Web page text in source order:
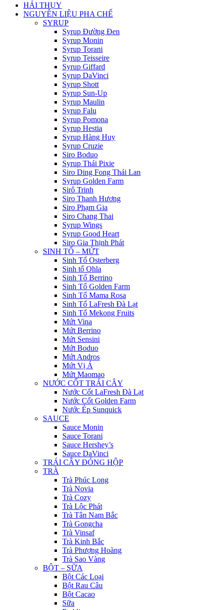
HẢI THỤY
NGUYÊN LIỆU PHA CHẾ
SYRUP
Syrup Đường Đen
Syrup Monin
Syrup Torani
Syrup Teisseire
Syrup Giffard
Syrup DaVinci
Syrup Shott
Syrup Sun-Up
Syrup Maulin
Syrup Falu
Syrup Pomona
Syrup Hestia
Syrup Hàng Huy
Syrup Cruzie
Siro Boduo
Syrup Thái Pixie
Siro Ding Fong Thái Lan
Syrup Golden Farm
Sirô Trinh
Siro Thanh Hương
Siro Phạm Gia
Siro Chang Thai
Syrup Wings
Syrup Good Heart
Siro Gia Thịnh Phát
SINH TỐ – MỨT
Sinh Tố Osterberg
Sinh tố Ohla
Sinh Tố Berrino
Sinh Tố Golden Farm
Sinh Tố Mama Rosa
Sinh Tố LaFresh Đà Lạt
Sinh Tố Mekong Fruits
Mứt Vina
Mứt Berrino
Mứt Sensini
Mứt Boduo
Mứt Andros
Mứt Vị Á
Mứt Maomao
NƯỚC CỐT TRÁI CÂY
Nước Cốt LaFresh Đà Lạt
Nước Cốt Golden Farm
Nước Ép Sunquick
SAUCE
Sauce Monin
Sauce Torani
Sauce Hershey’s
Sauce DaVinci
TRÁI CÂY ĐÓNG HỘP
TRÀ
Trà Phúc Long
Trà Novia
Trà Cozy
Trà Lộc Phát
Trà Tân Nam Bắc
Trà Gongcha
Trà Vinsaf
Trà Kinh Bắc
Trà Phượng Hoàng
Trà Sao Vàng
BỘT – SỮA
Bột Các Loại
Bột Rau Câu
Bột Cacao
Sữa